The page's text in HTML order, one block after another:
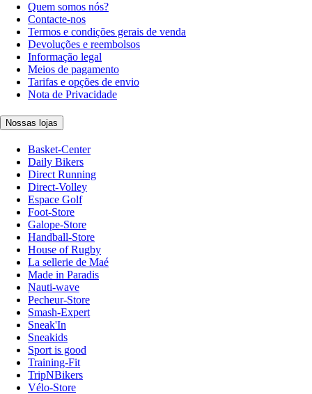
Quem somos nós?
Contacte-nos
Termos e condições gerais de venda
Devoluções e reembolsos
Informação legal
Meios de pagamento
Tarifas e opções de envio
Nota de Privacidade
Nossas lojas
Basket-Center
Daily Bikers
Direct Running
Direct-Volley
Espace Golf
Foot-Store
Galope-Store
Handball-Store
House of Rugby
La sellerie de Maé
Made in Paradis
Nauti-wave
Pecheur-Store
Smash-Expert
Sneak'In
Sneakids
Sport is good
Training-Fit
TripNBikers
Vélo-Store